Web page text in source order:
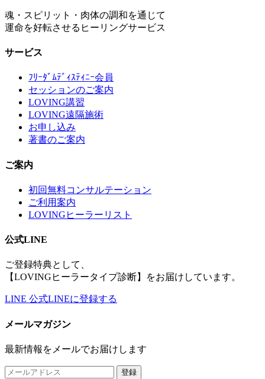
魂・スピリット・肉体の調和を通じて
運命を好転させるヒーリングサービス
サービス
ﾌﾘｰﾀﾞﾑﾃﾞｨｽﾃｨﾆｰ会員
セッションのご案内
LOVING講習
LOVING遠隔施術
お申し込み
著書のご案内
ご案内
初回無料コンサルテーション
ご利用案内
LOVINGヒーラーリスト
公式LINE
ご登録特典として、
【LOVINGヒーラータイプ診断】をお届けしています。
LINE 公式LINEに登録する
メールマガジン
最新情報をメールでお届けします
登録